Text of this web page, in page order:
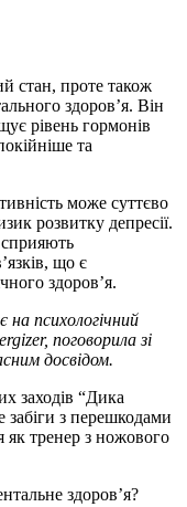
стан, проте також
здоров’я. Він
рівень гормонів
та
може суттєво
розвитку депресії.
що є
здоров’я.
психологічний
поговорила зі
досвідом.
заходів “Дика
забіги з перешкодами
як тренер з ножового
здоров’я?